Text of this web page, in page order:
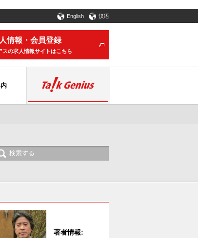
English 汉语
情報・会員登録
スの求人情報サイトはこちら
著者情報: